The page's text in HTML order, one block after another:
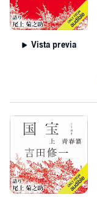
Vista previa